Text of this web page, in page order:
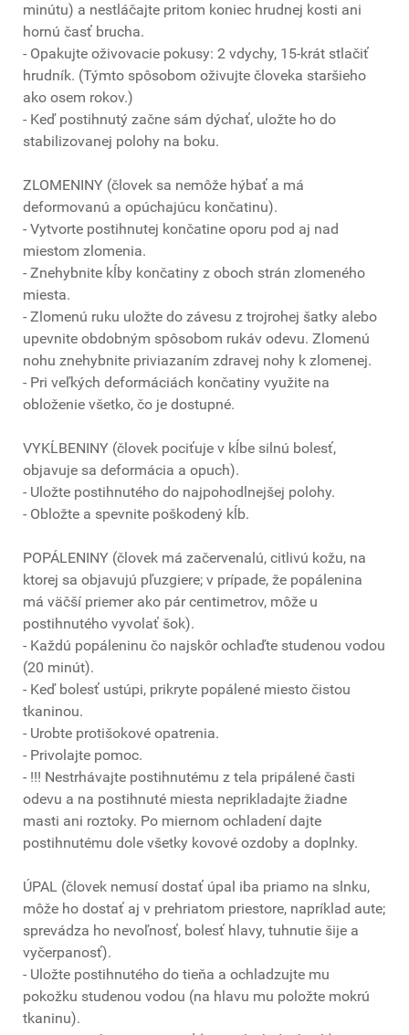
minútu) a nestláčajte pritom koniec hrudnej kosti ani
hornú časť brucha.
- Opakujte oživovacie pokusy: 2 vdychy, 15-krát stlačiť
hrudník. (Týmto spôsobom oživujte človeka staršieho
ako osem rokov.)
- Keď postihnutý začne sám dýchať, uložte ho do
stabilizovanej polohy na boku.
ZLOMENINY (človek sa nemôže hýbať a má
deformovanú a opúchajúcu končatinu).
- Vytvorte postihnutej končatine oporu pod aj nad
miestom zlomenia.
- Znehybnite kĺby končatiny z oboch strán zlomeného
miesta.
- Zlomenú ruku uložte do závesu z trojrohej šatky alebo
upevnite obdobným spôsobom rukáv odevu. Zlomenú
nohu znehybnite priviazaním zdravej nohy k zlomenej.
- Pri veľkých deformáciách končatiny využite na
obloženie všetko, čo je dostupné.
VYKĹBENINY (človek pociťuje v kĺbe silnú bolesť,
objavuje sa deformácia a opuch).
- Uložte postihnutého do najpohodlnejšej polohy.
- Obložte a spevnite poškodený kĺb.
POPÁLENINY (človek má začervenalú, citlivú kožu, na
ktorej sa objavujú pľuzgiere; v prípade, že popálenina
má väčší priemer ako pár centimetrov, môže u
postihnutého vyvolať šok).
- Každú popáleninu čo najskôr ochlaďte studenou vodou
(20 minút).
- Keď bolesť ustúpi, prikryte popálené miesto čistou
tkaninou.
- Urobte protišokové opatrenia.
- Privolajte pomoc.
- !!! Nestrhávajte postihnutému z tela pripálené časti
odevu a na postihnuté miesta neprikladajte žiadne
masti ani roztoky. Po miernom ochladení dajte
postihnutému dole všetky kovové ozdoby a doplnky.
ÚPAL (človek nemusí dostať úpal iba priamo na slnku,
môže ho dostať aj v prehriatom priestore, napríklad aute;
sprevádza ho nevoľnosť, bolesť hlavy, tuhnutie šije a
vyčerpanosť).
- Uložte postihnutého do tieňa a ochladzujte mu
pokožku studenou vodou (na hlavu mu položte mokrú
tkaninu).